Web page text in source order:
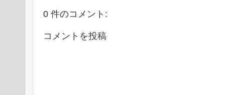
0 件のコメント:
コメントを投稿